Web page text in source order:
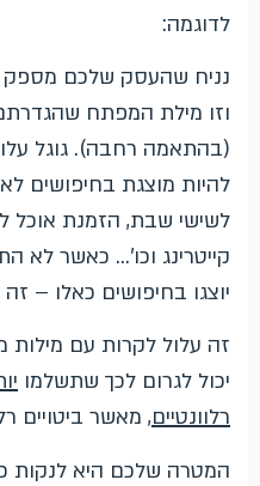
לדוגמה:
נניח שהעסק שלכם מספק
וזו מילת המפתח שהגדרתם
(בהתאמה רחבה). גוגל
להיות מוצגת בחיפושים לא
לשישי שבת, הזמנת אוכל
קייטרינג וכו'… כאשר לא
יוצגו בחיפושים כאלו –
זה עלול לקרות עם
יכול לגרום לכך שתשלמו
רלוונטיים, מאשר ביטויים
המטרה שלכם היא לנקות